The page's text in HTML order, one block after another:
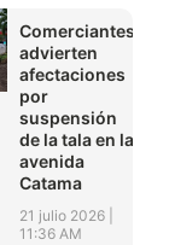
Comerciantes
advierten
afectaciones
por
suspensión
de la tala en la
avenida
Catama
21 julio 2026
11:36 AM